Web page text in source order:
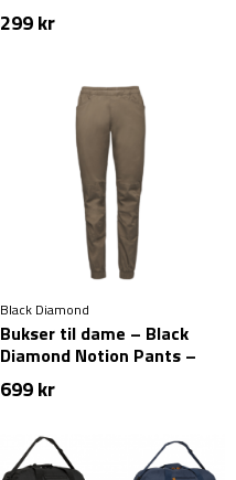
299kr
Black Diamond
Bukser til dame – Black
Diamond Notion Pants –
Brun
699kr